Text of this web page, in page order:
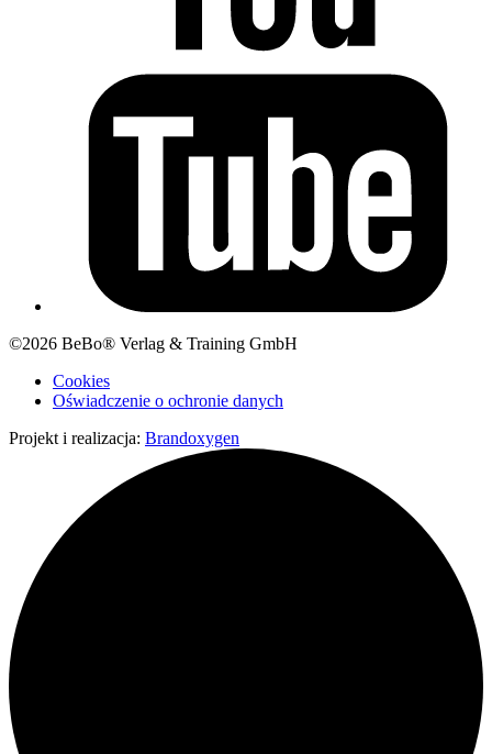
©2026 BeBo® Verlag & Training GmbH
Cookies
Oświadczenie o ochronie danych
Projekt i realizacja: Brandoxygen